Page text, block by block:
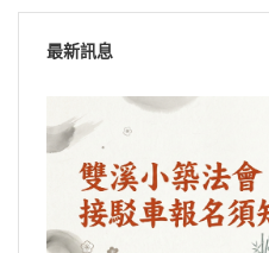
最新訊息